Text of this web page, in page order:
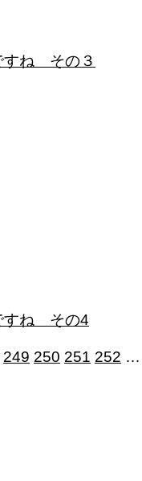
すね その３
すね その4
249 250 251 252 …